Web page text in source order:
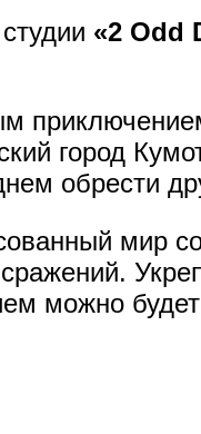
«2 Odd
город
обрести
мир
можно